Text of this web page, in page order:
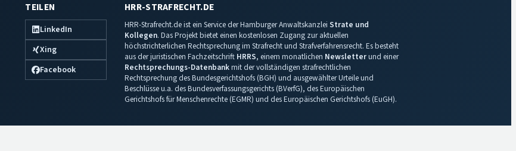
TEILEN
LinkedIn
Xing
Facebook
HRR-STRAFRECHT.DE
HRR-Strafrecht.de ist ein Service der Hamburger Anwaltskanzlei Strate und
Kollegen. Das Projekt bietet einen kostenlosen Zugang zur aktuellen
höchstrichterlichen Rechtsprechung im Strafrecht und Strafverfahrensrecht. Es besteht
aus der juristischen Fachzeitschrift HRRS, einem monatlichen Newsletterund einer
Rechtsprechungs-Datenbankmit der vollständigen strafrechtlichen
Rechtsprechung des Bundesgerichtshofs (BGH) und ausgewählter Urteile und
Beschlüsse u.a. des Bundesverfassungsgerichts (BVerfG), des Europäischen
Gerichtshofs für Menschenrechte (EGMR) und des Europäischen Gerichtshofs (EuGH).